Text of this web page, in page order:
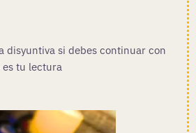
disyuntiva si debes continuar con
es tu lectura